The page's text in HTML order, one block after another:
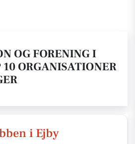
OG FORENING I
10 ORGANISATIONER
i Ejby